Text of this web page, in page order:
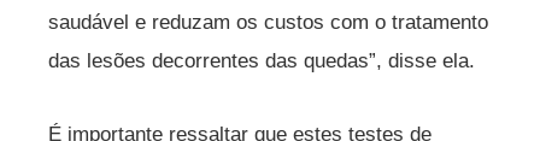
saudável e reduzam os custos com o tratamento
das lesões decorrentes das quedas”, disse ela.
É importante ressaltar que estes testes de